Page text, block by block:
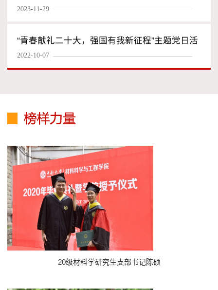
银铃风采”主题党日活动
2023-11-29
“青春献礼二十大，强国有我新征程”主题党日活
动——材物化研究生第二党支部
2022-10-07
20级材料学研究生支部书记陈硕